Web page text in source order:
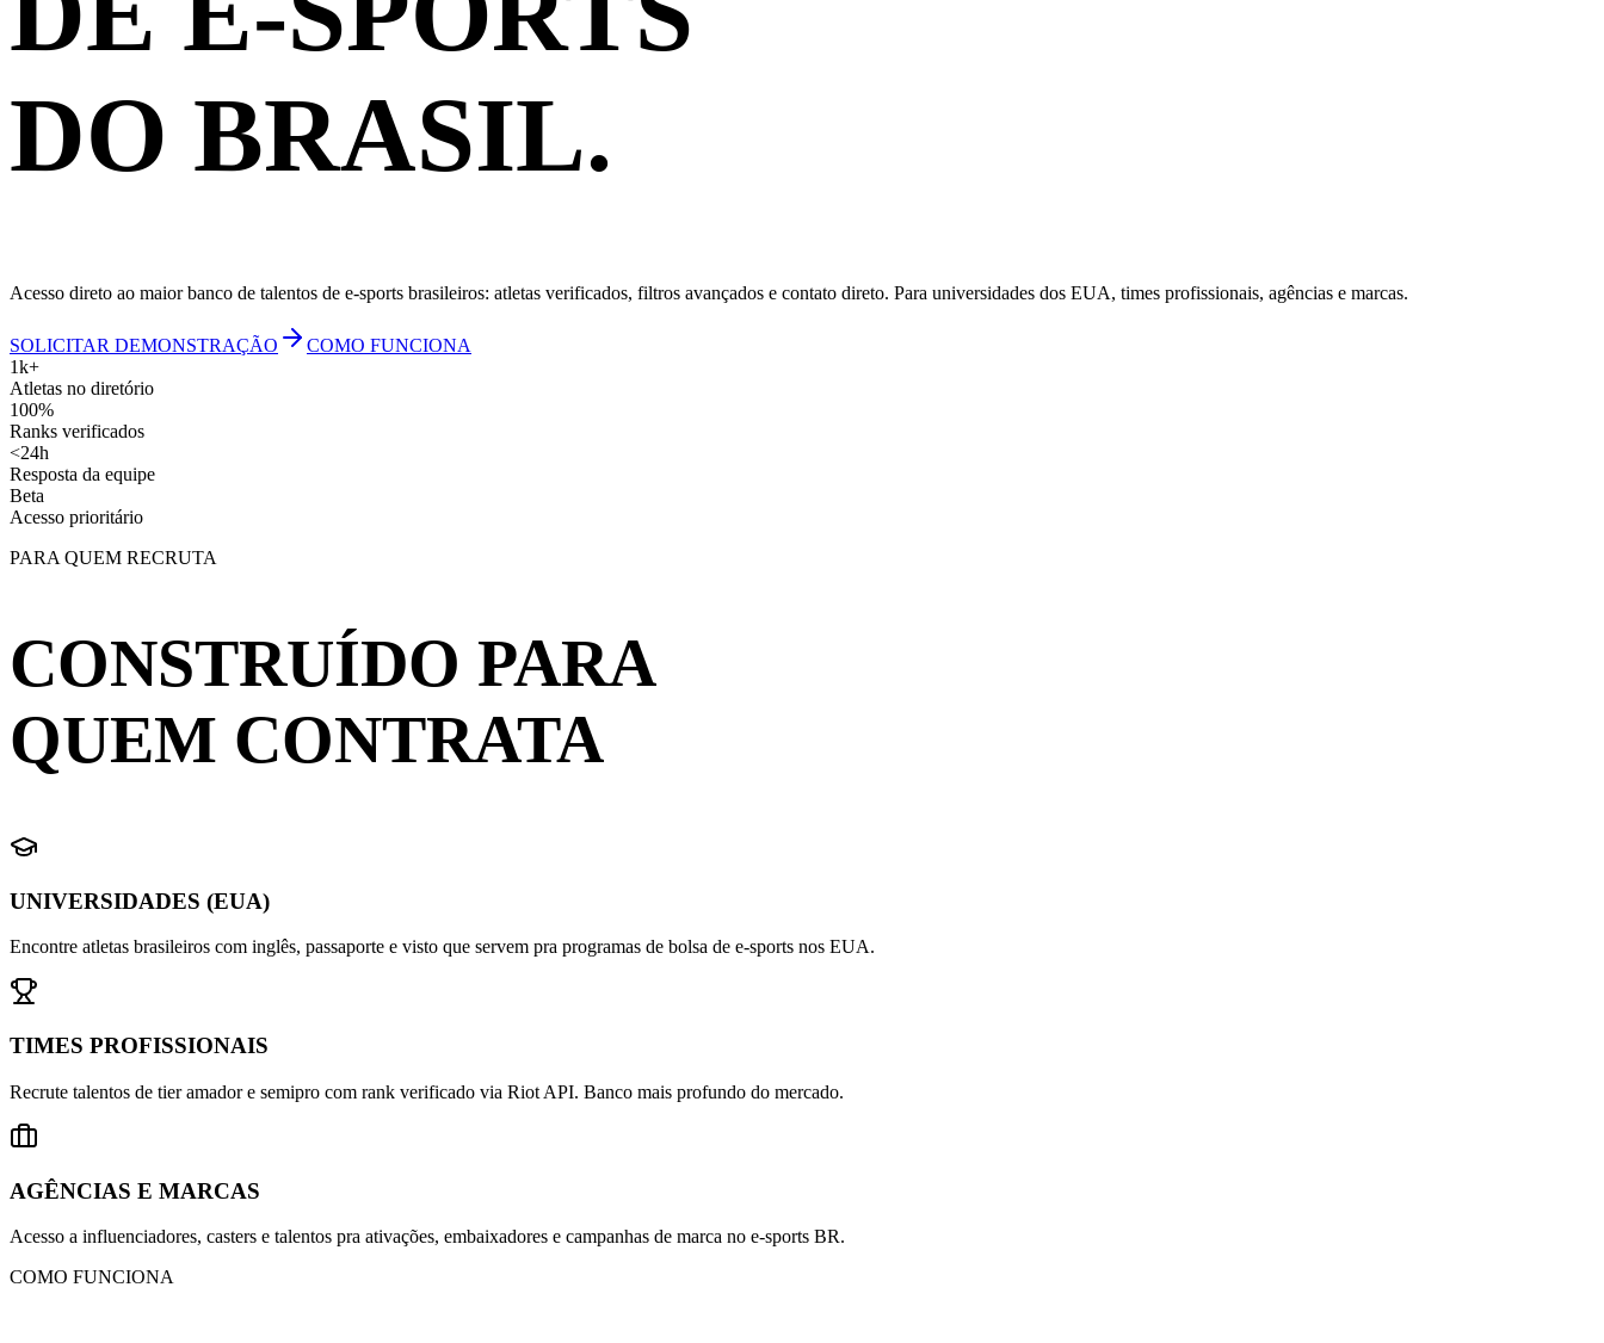
DO BRASIL.
Acesso direto ao maior banco de talentos de e-sports brasileiros: atletas verificados, filtros avançados e contato direto. Para universidades dos EUA, times profissionais, agências e marcas.
SOLICITAR DEMONSTRAÇÃO
COMO FUNCIONA
1k+
Atletas no diretório
100%
Ranks verificados
<24h
Resposta da equipe
Beta
Acesso prioritário
PARA QUEM RECRUTA
CONSTRUÍDO PARA
QUEM CONTRATA
UNIVERSIDADES (EUA)
Encontre atletas brasileiros com inglês, passaporte e visto que servem pra programas de bolsa de e-sports nos EUA.
TIMES PROFISSIONAIS
Recrute talentos de tier amador e semipro com rank verificado via Riot API. Banco mais profundo do mercado.
AGÊNCIAS E MARCAS
Acesso a influenciadores, casters e talentos pra ativações, embaixadores e campanhas de marca no e-sports BR.
COMO FUNCIONA